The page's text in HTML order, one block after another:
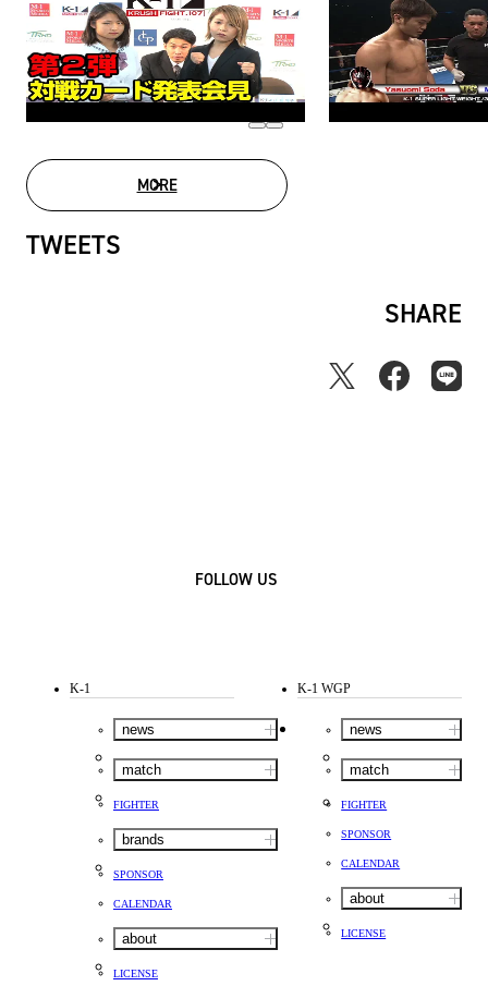
MOREMOVIE LIST
TWEETS
SHARE
FOLLOW US
K-1
news
match
FIGHTER
brands
SPONSOR
CALENDAR
about
LICENSE
K-1 WGP
news
match
FIGHTER
SPONSOR
CALENDAR
about
LICENSE